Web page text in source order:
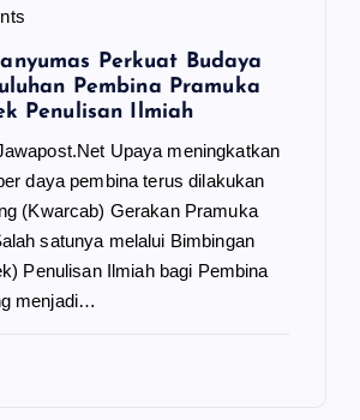
Perkuat Budaya
Pembina Pramuka
Penulisan Ilmiah
Upaya meningkatkan
daya pembina terus dilakukan
(Kwarcab) Gerakan Pramuka
satunya melalui Bimbingan
Penulisan Ilmiah bagi Pembina
menjadi…